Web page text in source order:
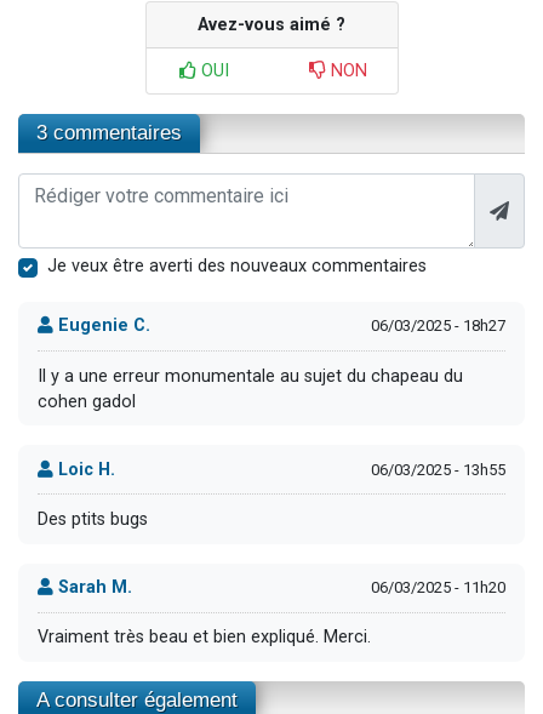
Avez-vous aimé ?
OUI NON
3 commentaires
Je veux être averti des nouveaux commentaires
Eugenie C. 06/03/2025 - 18h27
Il y a une erreur monumentale au sujet du chapeau du
cohen gadol
Loic H. 06/03/2025 - 13h55
Des ptits bugs
Sarah M. 06/03/2025 - 11h20
Vraiment très beau et bien expliqué. Merci.
A consulter également